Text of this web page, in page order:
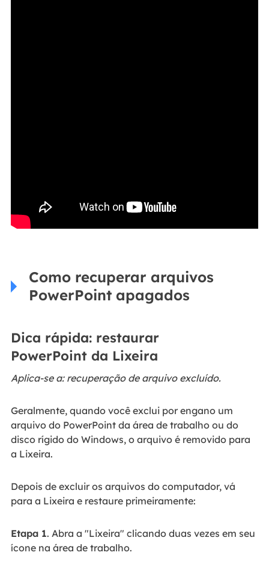
Como recuperar arquivos
PowerPoint apagados
Dica rápida: restaurar
PowerPoint da Lixeira
Aplica-se a: recuperação de arquivo excluído.
Geralmente, quando você exclui por engano um
arquivo do PowerPoint da área de trabalho ou do
disco rígido do Windows, o arquivo é removido para
a Lixeira.
Depois de excluir os arquivos do computador, vá
para a Lixeira e restaure primeiramente:
Etapa 1. Abra a "Lixeira" clicando duas vezes em seu
ícone na área de trabalho.